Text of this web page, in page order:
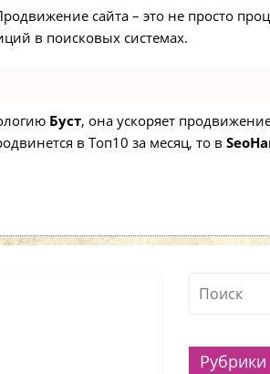
сайта – это не просто
в поисковых системах.
Буст, она ускоряет
в Топ10 за месяц, то в
Рубрики